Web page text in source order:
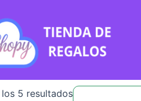
5 resultadosOrdenado